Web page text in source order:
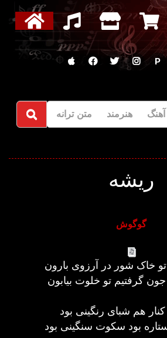
P
هنرمند متن ترانه
ریشه
گوگوش
خاک شور در آرزوی بارون
گرفتیم تو خلوت بیابون
هم شبای رنگینی بود
بود سکوت سنگینی بود